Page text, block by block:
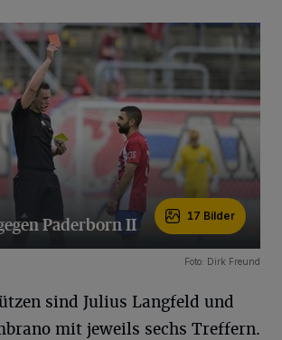
Paderborn II 17 Bilder
Foto: Dirk Freund
sind Julius Langfeld und
mit jeweils sechs Treffern.